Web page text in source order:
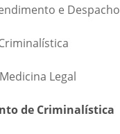
e Despacho
Legal
de Criminalística